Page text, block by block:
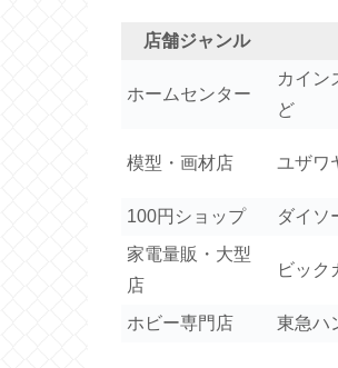
店舗ジャンル
ホームセンター
カイン
ど
模型・画材店 ユザワ
100円ショップ
ダイソ
家電量販・大型
店
ビック
ホビー専門店 東急ハ